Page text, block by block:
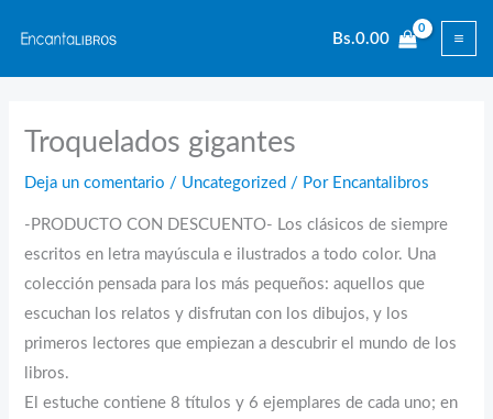
contenido
Bs.0.00
Troquelados gigantes
Deja un comentario / Uncategorized / Por Encantalibros
-PRODUCTO CON DESCUENTO- Los clásicos de siempre
escritos en letra mayúscula e ilustrados a todo color. Una
colección pensada para los más pequeños: aquellos que
escuchan los relatos y disfrutan con los dibujos, y los
primeros lectores que empiezan a descubrir el mundo de los
libros.
El estuche contiene 8 títulos y 6 ejemplares de cada uno; en